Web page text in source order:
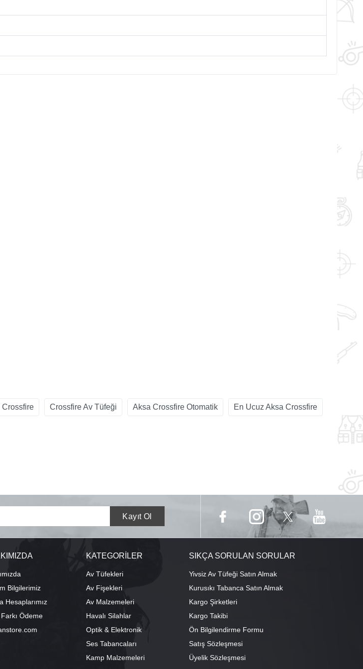
Crossfire Crossfire Av Tüfeği Aksa Crossfire Otomatik En Ucuz Aksa Crossfire
Bilgilerimiz
Hesaplarımız
Ödeme
KATEGORİLER
Av Tüfekleri
Av Fişekleri
Av Malzemeleri
Havalı Silahlar
Optik & Elektronik
Ses Tabancaları
Kamp Malzemeleri
SIKÇA SORULAN SORULAR
Yivsiz Av Tüfeği Satın Almak
Kurusıkı Tabanca Satın Almak
Kargo Şirketleri
Kargo Takibi
Ön Bilgilendirme Formu
Satış Sözleşmesi
Üyelik Sözleşmesi